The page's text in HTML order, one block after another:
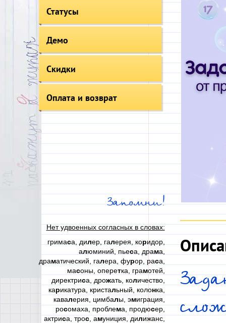
Статусы
Демо
Скидки
Оплата и возврат
Запомни!
Нет удвоенных согласных в словах:
гримаса, дилер, галерея, коридор,
алюминий, пьеса, драма,
драматический, галера, фурор, раса,
масоны, оперетка, грамотей,
директриса, дрожать, количество,
карикатура, кристальный, колонка,
кавалерия, цимбалы, эмиграция,
росомаха, проблема, продюсер,
актриса, трос, амуниция, дилижанс,